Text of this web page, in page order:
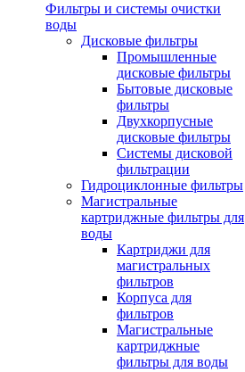
Фильтры и системы очистки
воды
Дисковые фильтры
Промышленные
дисковые фильтры
Бытовые дисковые
фильтры
Двухкорпусные
дисковые фильтры
Системы дисковой
фильтрации
Гидроциклонные фильтры
Магистральные
картриджные фильтры для
воды
Картриджи для
магистральных
фильтров
Корпуса для
фильтров
Магистральные
картриджные
фильтры для воды